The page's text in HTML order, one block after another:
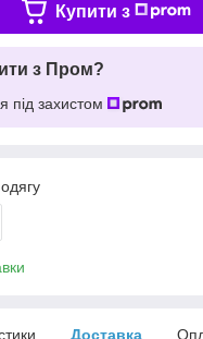
Купити з
з Пром?
під захистом
Доставка